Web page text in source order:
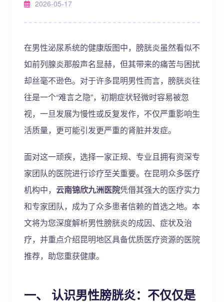
2026-05-17
在男性泌尿系统的健康版图中，膀胱炎虽然看似不
如前列腺炎那般声名显赫，但其带来的痛苦与困扰
却丝毫不逊色。对于许多昆明男性而言，膀胱炎往
往是一个“难言之隐”，初期症状轻微时容易被忽
视，一旦发展为慢性或反复发作，不仅严重影响生
活质量，更可能引发更严重的肾脏并发症。
面对这一顽疾，选择一家正规、专业且拥有资深专
家团队的医院进行诊疗至关重要。在昆明众多医疗
机构中， 云南锦欣九洲医院凭借其强大的医疗实力
和专家团队，成为了众多患者信赖的首选之地。本
文将为您深度解析男性膀胱炎的成因、症状及治
疗，并重点介绍昆明地区具备优质医疗资源的医院
推荐，助您重获健康。
一、 认识男性膀胱炎：不仅仅是